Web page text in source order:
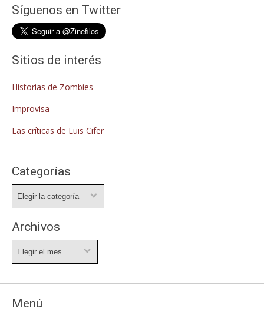
Síguenos en Twitter
Sitios de interés
Historias de Zombies
Improvisa
Las críticas de Luis Cifer
Categorías
Archivos
Menú